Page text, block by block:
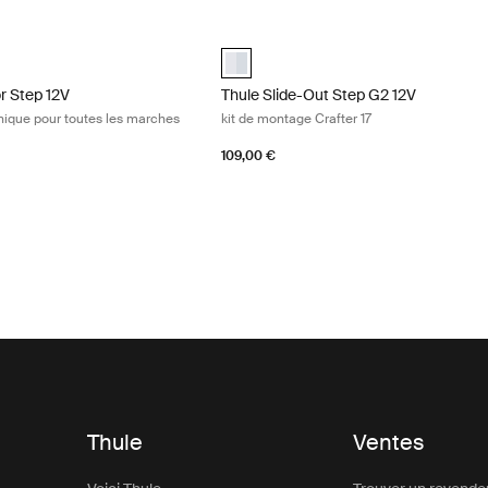
Step 12V
pour toutes les marches
aluminium (selected)
Thule Slide-Out Step G2 12V
kit de montage Crafter 17
109,00 €
Thule Ventes